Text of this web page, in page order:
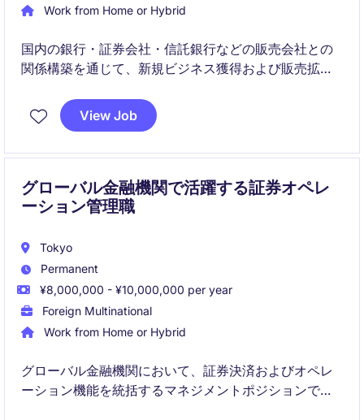
Work from Home or Hybrid
国内の銀行・証券会社・信託銀行などの販売会社との
関係構築を通じて、新規ビジネス獲得および販売拡大
ング、投資運用チームと連携しながら、日本市場にお
ける事業成長をリードしていただきます。
View Job
グローバル金融機関で活躍する証券オペレ
ーション管理職
Tokyo
Permanent
¥8,000,000 - ¥10,000,000 per year
Foreign Multinational
Work from Home or Hybrid
グローバル金融機関において、証券決済およびオペレ
ーション機能を統括するマネジメントポジションで